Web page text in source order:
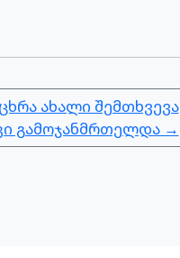
ახალი შემთხვევა
გამოჯანმრთელდა →